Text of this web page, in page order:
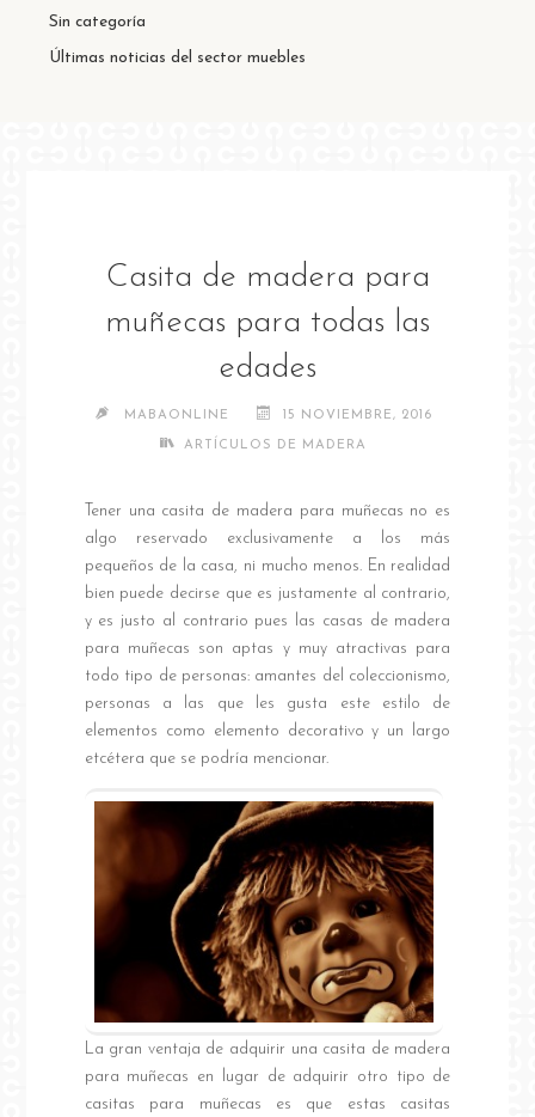
Sin categoría
Últimas noticias del sector muebles
Casita de madera para
muñecas para todas las
edades
MABAONLINE 15 NOVIEMBRE, 2016
ARTÍCULOS DE MADERA
Tener una casita de madera para muñecas no es
algo reservado exclusivamente a los más
pequeños de la casa, ni mucho menos. En realidad
bien puede decirse que es justamente al contrario,
y es justo al contrario pues las casas de madera
para muñecas son aptas y muy atractivas para
todo tipo de personas: amantes del coleccionismo,
personas a las que les gusta este estilo de
elementos como elemento decorativo y un largo
etcétera que se podría mencionar.
La gran ventaja de adquirir una casita de madera
para muñecas en lugar de adquirir otro tipo de
casitas para muñecas es que estas casitas